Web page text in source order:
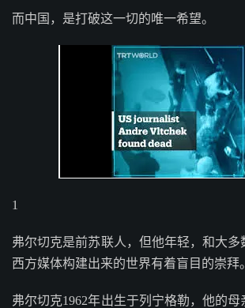
而中国，是打破这一切的唯一希望。
1
弗尔切克是前苏联人，但他年轻，和大
西方媒体构建出来的世界有着盲目的崇拜。
弗尔切克1962年出生于列宁格勒，他的